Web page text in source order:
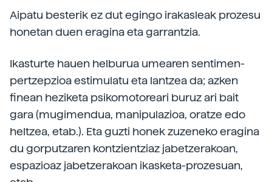
Aipatu besterik ez dut egingo irakasleak prozesu
honetan duen eragina eta garrantzia.
Ikasturte hauen helburua umearen sentimen-
pertzepzioa estimulatu eta lantzea da; azken
finean heziketa psikomotoreari buruz ari bait
gara (mugimendua, manipulazioa, oratze edo
heltzea, etab.). Eta guzti honek zuzeneko eragina
du gorputzaren kontzientziaz jabetzerakoan,
espazioaz jabetzerakoan ikasketa-prozesuan,